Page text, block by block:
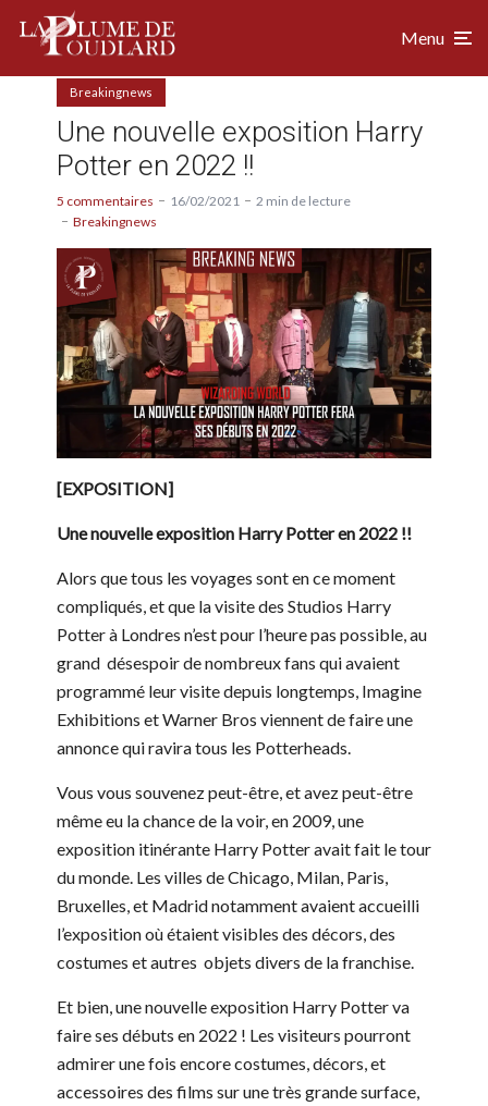
Menu
Breakingnews
Une nouvelle exposition Harry
Potter en 2022 !!
5 commentaires 16/02/2021
2 min de lecture
Breakingnews
[EXPOSITION]
Une nouvelle exposition Harry Potter en 2022 !!
Alors que tous les voyages sont en ce moment
compliqués, et que la visite des Studios Harry
Potter à Londres n’est pour l’heure pas possible, au
grand désespoir de nombreux fans qui avaient
programmé leur visite depuis longtemps, Imagine
Exhibitions et Warner Bros viennent de faire une
annonce qui ravira tous les Potterheads.
Vous vous souvenez peut-être, et avez peut-être
même eu la chance de la voir, en 2009, une
exposition itinérante Harry Potter avait fait le tour
du monde. Les villes de Chicago, Milan, Paris,
Bruxelles, et Madrid notamment avaient accueilli
l’exposition où étaient visibles des décors, des
costumes et autres objets divers de la franchise.
Et bien, une nouvelle exposition Harry Potter va
faire ses débuts en 2022 ! Les visiteurs pourront
admirer une fois encore costumes, décors, et
accessoires des films sur une très grande surface,